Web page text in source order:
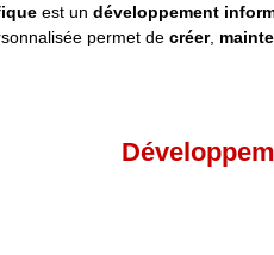
est un développement
permet de créer,